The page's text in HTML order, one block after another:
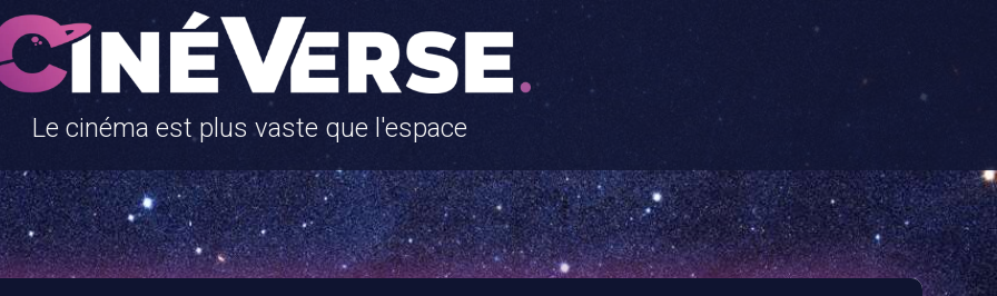
Le cinéma est plus vaste que l'espace